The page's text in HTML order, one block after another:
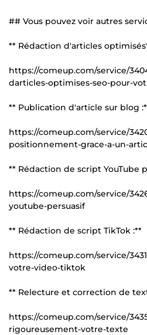
## Vous pouvez voir autres
** Rédaction d'articles
https://comeup.com/service/
darticles-optimises-seo-pour-
** Publication d'article sur blog
https://comeup.com/service/
positionnement-grace-a-un-
** Rédaction de script YouTube
https://comeup.com/service/
youtube-persuasif
** Rédaction de script TikTok :**
https://comeup.com/service/
votre-video-tiktok
** Relecture et correction de
https://comeup.com/service/
rigoureusement-votre-texte